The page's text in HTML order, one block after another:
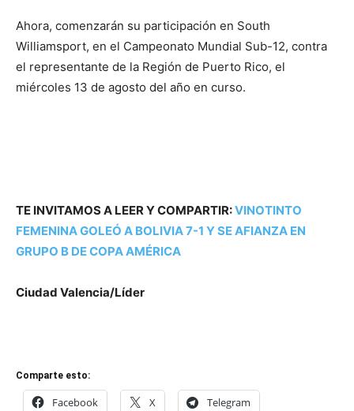
Ahora, comenzarán su participación en South
Williamsport, en el Campeonato Mundial Sub-12, contra
el representante de la Región de Puerto Rico, el
miércoles 13 de agosto del año en curso.
TE INVITAMOS A LEER Y COMPARTIR:VINOTINTO
FEMENINA GOLEÓ A BOLIVIA 7-1 Y SE AFIANZA EN
GRUPO B DE COPA AMÉRICA
Ciudad Valencia/Líder
Comparte esto:
Facebook X Telegram